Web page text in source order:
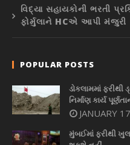
વિદ્યા સહાયકોની ભરતી
ફોર્મુલાને HCએ આપી મંજુરી
POPULAR POSTS
ડોકલામમાં
નિર્માણ કાર્ય
JANUARY
મુંબઈમાં ફરીથી